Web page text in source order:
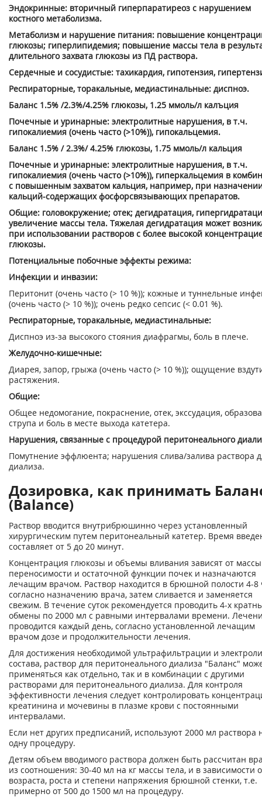
Эндокринные: вторичный гиперпаратиреоз с нарушением
костного метаболизма.
Метаболизм и нарушение питания: повышение
глюкозы; гиперлипидемия; повышение массы тела в
длительного захвата глюкозы из ПД раствора.
Сердечные и сосудистые: тахикардия, гипотензия,
Респираторные, торакальные, медиастинальные: диспноэ.
Баланс 1.5% /2.3%/4.25% глюкозы, 1.25 ммоль/л калъция
Почечные и уринарные: электролитные нарушения, в т.ч.
гипокалиемия (очень часто (>10%)), гипокальцемия.
Баланс 1.5% / 2.3%/ 4.25% глюкозы, 1.75 ммоль/л кальция
Почечные и уринарные: электролитные нарушения, в т.ч.
гипокалиемия (очень часто (>10%)), гиперкальцемия в
с повышенным захватом кальция, например, при
кальций-содержащих фосфорсвязывающих препаратов.
Общие: головокружение; отек; дегидратация,
увеличение массы тела. Тяжелая дегидратация может
при использовании растворов с более высокой
глюкозы.
Потенциальные побочные эффекты режима:
Инфекции и инвазии:
Перитонит (очень часто (> 10 %)); кожные и туннельные
(очень часто (> 10 %)); очень редко сепсис (< 0.01 %).
Респираторные, торакальные, медиастинальные:
Диспноэ из-за высокого стояния диафрагмы, боль в плече.
Желудочно-кишечные:
Диарея, запор, грыжа (очень часто (> 10 %)); ощущение
растяжения.
Общие:
Общее недомогание, покраснение, отек, экссудация,
струпа и боль в месте выхода катетера.
Нарушения, связанные с процедурой перитонеального
Помутнение эффлюента; нарушения слива/залива раствора
диализа.
Дозировка, как принимать
(Balance)
Раствор вводится внутрибрюшинно через установленный
хирургическим путем перитонеальный катетер. Время
составляет от 5 до 20 минут.
Концентрация глюкозы и объемы вливания зависят от массы
переносимости и остаточной функции почек и назначаются
лечащим врачом. Раствор находится в брюшной полости 4-8
согласно назначению врача, затем сливается и заменяется
свежим. В течение суток рекомендуется проводить 4-х
обмены по 2000 мл с равными интервалами времени.
проводится каждый день, согласно установленной лечащим
врачом дозе и продолжительности лечения.
Для достижения необходимой ультрафильтрации и
состава, раствор для перитонеального диализа "Баланс"
применяться как отдельно, так и в комбинации с другими
растворами для перитонеального диализа. Для контроля
эффективности лечения следует контролировать
креатинина и мочевины в плазме крови с постоянными
интервалами.
Если нет других предписаний, используют 2000 мл раствора
одну процедуру.
Детям объем вводимого раствора должен быть рассчитан
из соотношения: 30-40 мл на кг массы тела, и в зависимости
возраста, роста и степени напряжения брюшной стенки, т.е.
примерно от 500 до 1500 мл на процедуру.